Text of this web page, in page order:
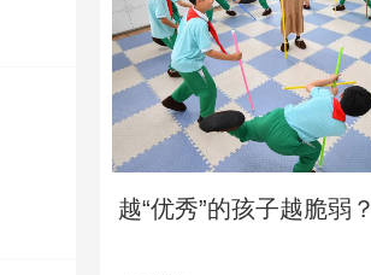
越“优秀”的孩子越脆弱？